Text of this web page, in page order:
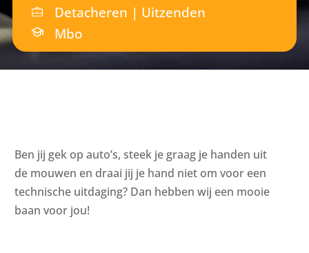
Detacheren | Uitzenden
Mbo
Ben jij gek op auto’s, steek je graag je handen uit
de mouwen en draai jij je hand niet om voor een
technische uitdaging? Dan hebben wij een mooie
baan voor jou!